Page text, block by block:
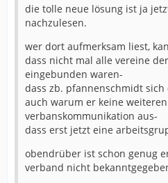
die tolle neue lösung ist ja
nachzulesen.
wer dort aufmerksam liest,
dass nicht mal alle vereine
eingebunden waren-
dass zb. pfannenschmidt
auch warum er keine
verbanskommunikation aus-
dass erst jetzt eine
obendrüber ist schon genug
verband nicht